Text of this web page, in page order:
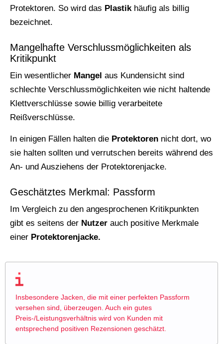
Protektoren. So wird das Plastikhäufig als billig
bezeichnet.
Mangelhafte Verschlussmöglichkeiten als
Kritikpunkt
Ein wesentlicher Mangel aus Kundensicht sind
schlechte Verschlussmöglichkeiten wie nicht haltende
Klettverschlüsse sowie billig verarbeitete
Reißverschlüsse.
In einigen Fällen halten die Protektoren nicht dort, wo
sie halten sollten und verrutschen bereits während des
An- und Ausziehens der Protektorenjacke.
Geschätztes Merkmal: Passform
Im Vergleich zu den angesprochenen Kritikpunkten
gibt es seitens der Nutzer auch positive Merkmale
einer Protektorenjacke.
Insbesondere Jacken, die mit einer perfekten Passform
versehen sind, überzeugen. Auch ein gutes
Preis-/Leistungsverhältnis wird von Kunden mit
entsprechend positiven Rezensionen geschätzt.